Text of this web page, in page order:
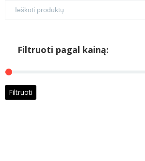
Filtruoti pagal kainą:
Filtruoti